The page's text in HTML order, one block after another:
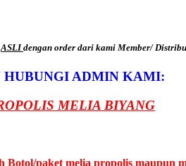
ASLIdengan order dari kami Member/
ADMIN KAMI:
MELIA BIYANG
Botol/paket melia propolis maupun